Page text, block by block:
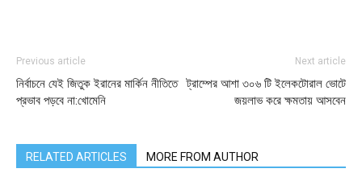
Previous article
নির্বাচনে যেই জিতুক ইরানের মার্কিন নীতিতে
প্রভাব পড়বে না:খোমেনি
Next article
ট্রাম্পের আশা ৩০৬ টি ইলেকটোরাল ভোটে
জয়লাভ করে ক্ষমতায় আসবেন
RELATED ARTICLES MORE FROM AUTHOR